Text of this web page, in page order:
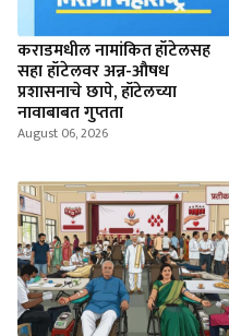
कराडमधील नामांकित हॉटेलसह
सहा हॉटेलवर अन्न-औषध
प्रशासनाचे छापे, हॉटेलच्या
नावाबाबत गुप्तता
August 06, 2026